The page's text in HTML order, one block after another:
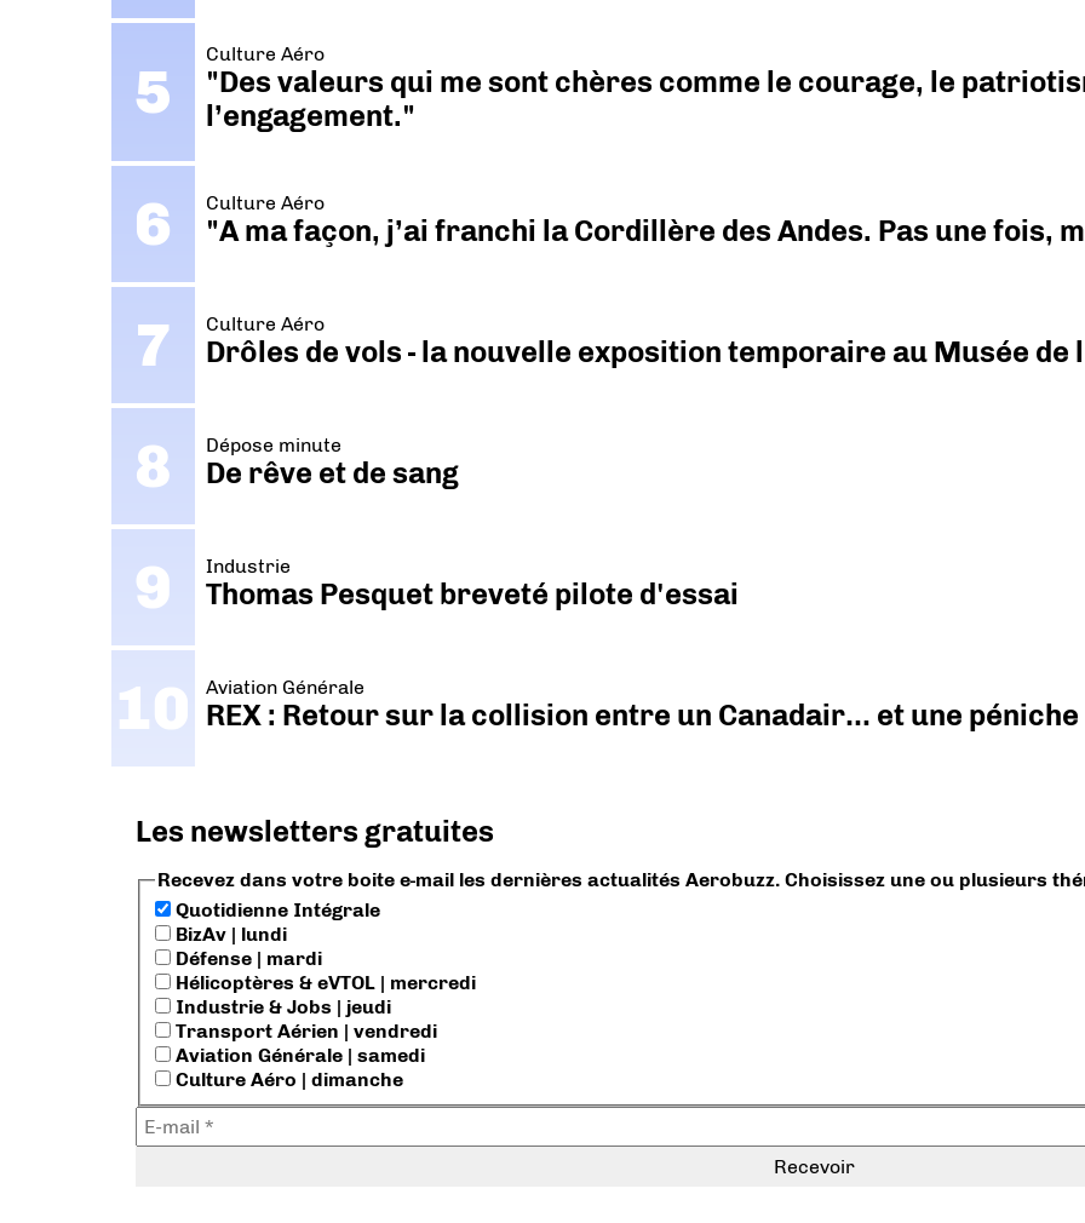
Culture Aéro
"Des valeurs qui me sont chères comme le courage, le
l’engagement."
Culture Aéro
"A ma façon, j’ai franchi la Cordillère des Andes. Pas une fois,
Culture Aéro
Drôles de vols - la nouvelle exposition temporaire au Musée de
Dépose minute
De rêve et de sang
Industrie
Thomas Pesquet breveté pilote d'essai
Aviation Générale
REX : Retour sur la collision entre un Canadair… et une péniche
Les newsletters gratuites
Recevez dans votre boite e-mail les dernières actualités Aerobuzz. Choisissez une ou plusieurs
Quotidienne Intégrale
BizAv | lundi
Défense | mardi
Hélicoptères & eVTOL | mercredi
Industrie & Jobs | jeudi
Transport Aérien | vendredi
Aviation Générale | samedi
Culture Aéro | dimanche